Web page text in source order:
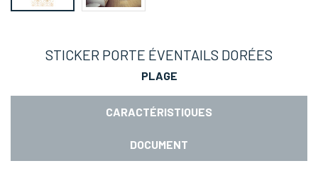
STICKER PORTE ÉVENTAILS DORÉES
PLAGE
CARACTÉRISTIQUES
DOCUMENT